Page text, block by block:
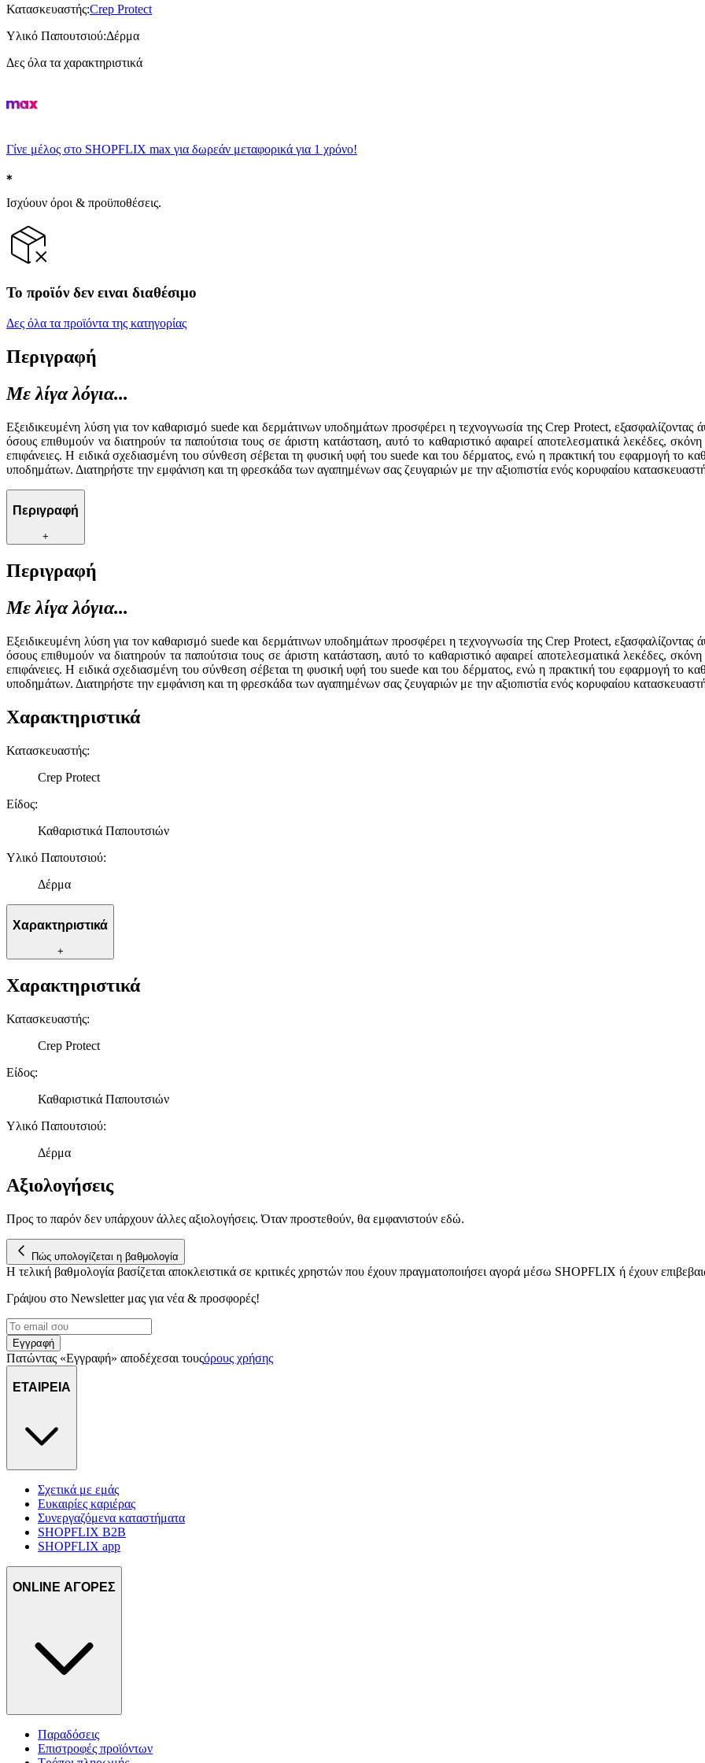
Κατασκευαστής:Crep Protect
Υλικό Παπουτσιού:Δέρμα
Δες όλα τα χαρακτηριστικά
Γίνε μέλος στο SHOPFLIX max για δωρεάν μεταφορικά για 1 χρόνο!
Ισχύουν όροι & προϋποθέσεις.
Το προϊόν δεν ειναι διαθέσιμο
Δες όλα τα προϊόντα της κατηγορίας
Περιγραφή
Με λίγα λόγια...
Εξειδικευμένη λύση για τον καθαρισμό suede και δερμάτινων υποδημάτων προσφέρει η τεχνογνωσία της Crep Protect, εξασφαλίζοντας
όσους επιθυμούν να διατηρούν τα παπούτσια τους σε άριστη κατάσταση, αυτό το καθαριστικό αφαιρεί αποτελεσματικά λεκέδες,
επιφάνειες. Η ειδικά σχεδιασμένη του σύνθεση σέβεται τη φυσική υφή του suede και του δέρματος, ενώ η πρακτική του εφαρμογή το
υποδημάτων. Διατηρήστε την εμφάνιση και τη φρεσκάδα των αγαπημένων σας ζευγαριών με την αξιοπιστία ενός κορυφαίου
Περιγραφή
+
Περιγραφή
Με λίγα λόγια...
Εξειδικευμένη λύση για τον καθαρισμό suede και δερμάτινων υποδημάτων προσφέρει η τεχνογνωσία της Crep Protect, εξασφαλίζοντας
όσους επιθυμούν να διατηρούν τα παπούτσια τους σε άριστη κατάσταση, αυτό το καθαριστικό αφαιρεί αποτελεσματικά λεκέδες,
επιφάνειες. Η ειδικά σχεδιασμένη του σύνθεση σέβεται τη φυσική υφή του suede και του δέρματος, ενώ η πρακτική του εφαρμογή το
υποδημάτων. Διατηρήστε την εμφάνιση και τη φρεσκάδα των αγαπημένων σας ζευγαριών με την αξιοπιστία ενός κορυφαίου
Χαρακτηριστικά
Κατασκευαστής:
Crep Protect
Είδος:
Καθαριστικά Παπουτσιών
Υλικό Παπουτσιού:
Δέρμα
Χαρακτηριστικά
+
Χαρακτηριστικά
Κατασκευαστής:
Crep Protect
Είδος:
Καθαριστικά Παπουτσιών
Υλικό Παπουτσιού:
Δέρμα
Αξιολογήσεις
Προς το παρόν δεν υπάρχουν άλλες αξιολογήσεις. Όταν προστεθούν, θα εμφανιστούν εδώ.
Πώς υπολογίζεται η βαθμολογία
Η τελική βαθμολογία βασίζεται αποκλειστικά σε κριτικές χρηστών που έχουν πραγματοποιήσει αγορά μέσω SHOPFLIX ή έχουν
Γράψου στο Νewsletter μας για νέα & προσφορές!
Εγγραφή
Πατώντας «Εγγραφή» αποδέχεσαι τουςόρους χρήσης
ΕΤΑΙΡΕΙΑ
Σχετικά με εμάς
Ευκαιρίες καριέρας
Συνεργαζόμενα καταστήματα
SHOPFLIX B2B
SHOPFLIX app
ONLINE ΑΓΟΡΕΣ
Παραδόσεις
Επιστροφές προϊόντων